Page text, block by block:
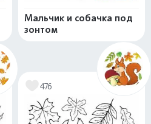
Мальчик и собачка под
зонтом
476